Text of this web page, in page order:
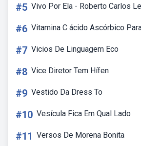
#5 Vivo Por Ela - Roberto Carlos
#6 Vitamina C ácido Ascórbico
#7 Vicios De Linguagem Eco
#8 Vice Diretor Tem Hífen
#9 Vestido Da Dress To
#10 Vesícula Fica Em Qual Lado
#11 Versos De Morena Bonita